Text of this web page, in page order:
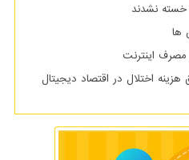
نشدند
ها
مصرف اینترنت
هزینه اختلال در اقتصاد دیجیتال